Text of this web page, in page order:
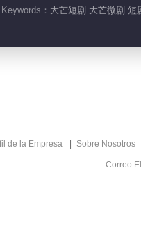
Keywords： 大芒短剧 大芒微剧 短
de la Empresa Sobre Nosotros
Correo